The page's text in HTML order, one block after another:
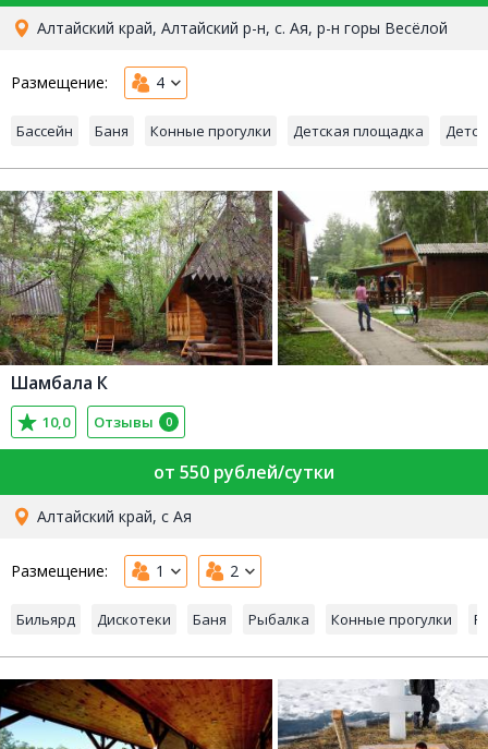
Алтайский край, Алтайский р-н, с. Ая, р-н горы Весёлой
Размещение: 4
Бассейн Баня Конные прогулки Детская площадка
Шамбала К
10,0 Отзывы 0
от 550 рублей/сутки
Алтайский край, с Ая
Размещение: 1 2
Бильярд Дискотеки Баня Рыбалка Конные прогулки